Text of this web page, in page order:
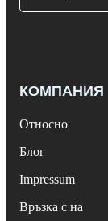
КОМПАНИЯ
Относно
Блог
Impressum
Връзка с на